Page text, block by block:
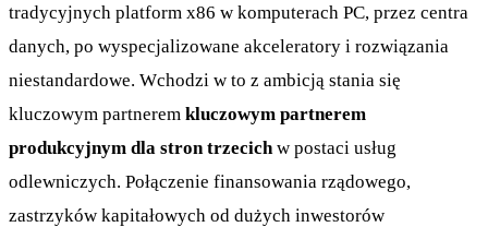
tradycyjnych platform x86 w komputerach PC, przez centra
danych, po wyspecjalizowane akceleratory i rozwiązania
niestandardowe. Wchodzi w to z ambicją stania się
kluczowym partnerem kluczowym partnerem
produkcyjnym dla stron trzecich w postaci usług
odlewniczych. Połączenie finansowania rządowego,
zastrzyków kapitałowych od dużych inwestorów